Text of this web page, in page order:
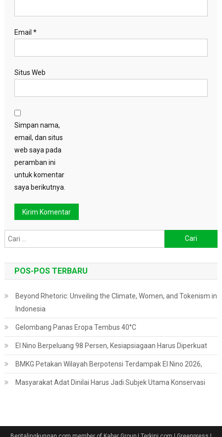
Email *
Situs Web
Simpan nama,
email, dan situs
web saya pada
peramban ini
untuk komentar
saya berikutnya.
untuk:
POS-POS TERBARU
Beyond Rhetoric: Unveiling the Climate, Women, and Tokenism in
Indonesia
Gelombang Panas Eropa Tembus 40°C
El Nino Berpeluang 98 Persen, Kesiapsiagaan Harus Diperkuat
BMKG Petakan Wilayah Berpotensi Terdampak El Nino 2026,
Masyarakat Adat Dinilai Harus Jadi Subjek Utama Konservasi